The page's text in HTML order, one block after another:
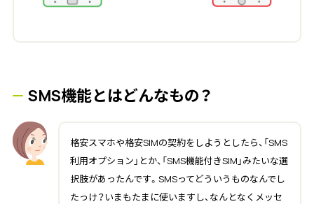
SMS機能とはどんなもの？
格安スマホや格安SIMの契約をしようとしたら、「SMS
利用オプション」とか、「SMS機能付きSIM」みたいな選
択肢があったんです。SMSってどういうものなんでし
たっけ？いまもたまに使いますし、なんとなくメッセ